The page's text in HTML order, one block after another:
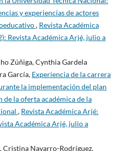
y experiencias de actores
, Revista Académica
Revista Académica Arjé, julio a
Zúñiga, Cynthia Gardela
García, Experiencia de la carrera
la implementación del plan
la oferta académica de la
, Revista Académica Arjé:
Académica Arjé, julio a
Cristina Navarro-Rodríguez,